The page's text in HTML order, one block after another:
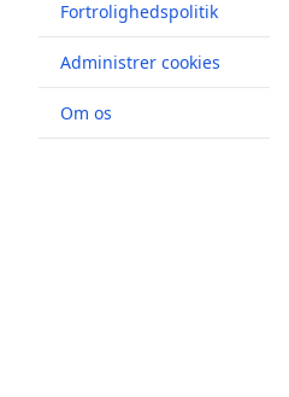
Fortrolighedspolitik
Administrer cookies
Om os